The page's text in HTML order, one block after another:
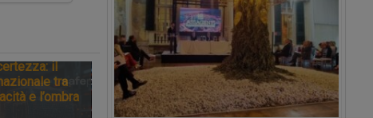
il
tra
e l’ombra